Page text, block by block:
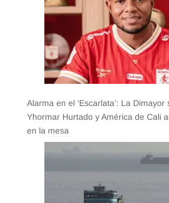
Alarma en el ‘Escarlata’: La Dimayor
Yhormar Hurtado y América de Cali
en la mesa